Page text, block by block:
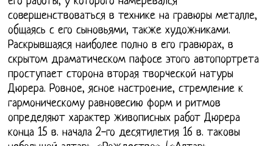
совершенствоваться в технике на гравюры металле,
общаясь с его сыновьями, также художниками.
Раскрывшаяся наиболее полно в его гравюрах, в
скрытом драматическом пафосе этого автопортрета
проступает сторона вторая творческой натуры
Дюрера. Ровное, ясное настроение, стремление к
гармоническому равновесию форм и ритмов
определяют характер живописных работ Дюрера
конца 15 в. начала 2-го десятилетия 16 в. таковы